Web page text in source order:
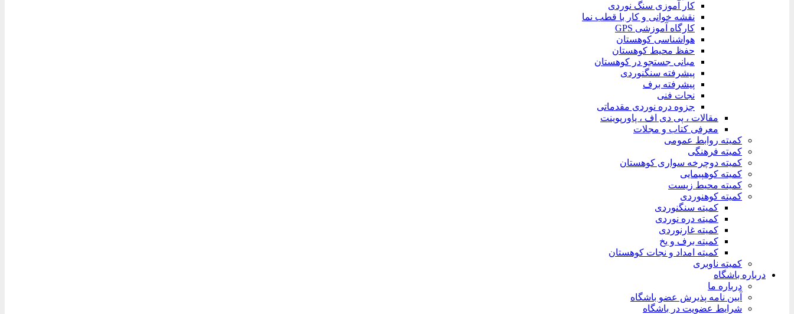
کار آموزی سنگ نوردی
نقشه خوانی و کار با قطب نما
کارگاه آموزشی GPS
هواشناسی کوهستان
حفظ محیط کوهستان
مبانی جستجو در کوهستان
پیشرفته سنگنوردی
پیشرفته برف
نجات فنی
جزوه دره نوردی مقدماتی
مقالات ، پی دی اف ، پاورپوینت
معرفی کتاب و مجلات
کمیته روابط عمومی
کمیته فرهنگی
کمیته دوچرخه سواری کوهستان
کمیته کوهپیمایی
کمیته محیط زیست
کمیته کوهنوردی
کمیته سنگنوردی
کمیته دره نوردی
کمیته غارنوردی
کمیته برف و یخ
کمیته امداد و نجات کوهستان
کمیته ناوبری
درباره باشگاه
درباره ما
آیین نامه پذیرش عضو باشگاه
شرایط عضویت در باشگاه